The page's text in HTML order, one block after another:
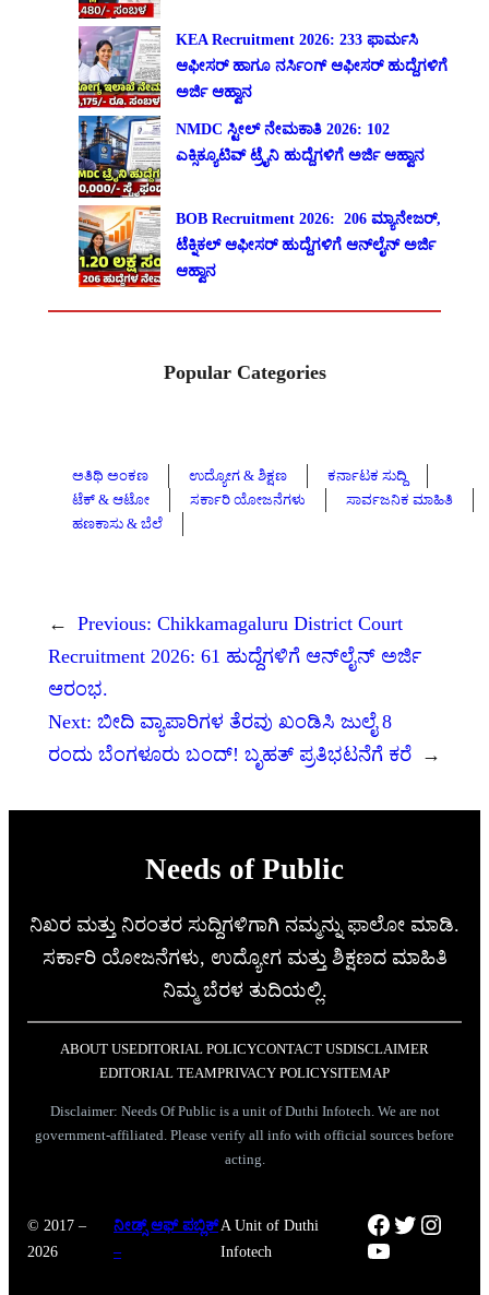
KEA Recruitment 2026: 233 ಫಾರ್ಮಸಿ
ಆಫೀಸರ್ ಹಾಗೂ ನರ್ಸಿಂಗ್ ಆಫೀಸರ್ ಹುದ್ದೆಗಳಿಗೆ
ಅರ್ಜಿ ಆಹ್ವಾನ
NMDC ಸ್ಟೀಲ್ ನೇಮಕಾತಿ 2026: 102
ಎಕ್ಸಿಕ್ಯೂಟಿವ್ ಟ್ರೈನಿ ಹುದ್ದೆಗಳಿಗೆ ಅರ್ಜಿ ಆಹ್ವಾನ
BOB Recruitment 2026: 206 ಮ್ಯಾನೇಜರ್,
ಟೆಕ್ನಿಕಲ್ ಆಫೀಸರ್ ಹುದ್ದೆಗಳಿಗೆ ಆನ್‌ಲೈನ್ ಅರ್ಜಿ
ಆಹ್ವಾನ
Popular Categories
ಅತಿಥಿ ಅಂಕಣ ಉದ್ಯೋಗ & ಶಿಕ್ಷಣ
ಕರ್ನಾಟಕ ಸುದ್ದಿ
ಟೆಕ್ & ಆಟೋ
ಸರ್ಕಾರಿ ಯೋಜನೆಗಳು
ಸಾರ್ವಜನಿಕ ಮಾಹಿತಿ
ಹಣಕಾಸು & ಬೆಲೆ
← Previous: Chikkamagaluru District Court
Recruitment 2026: 61 ಹುದ್ದೆಗಳಿಗೆ ಆನ್‌ಲೈನ್ ಅರ್ಜಿ
ಆರಂಭ.
Next: ಬೀದಿ ವ್ಯಾಪಾರಿಗಳ ತೆರವು ಖಂಡಿಸಿ ಜುಲೈ 8
ರಂದು ಬೆಂಗಳೂರು ಬಂದ್! ಬೃಹತ್ ಪ್ರತಿಭಟನೆಗೆ ಕರೆ →
Needs of Public
ನಿಖರ ಮತ್ತು ನಿರಂತರ ಸುದ್ದಿಗಳಿಗಾಗಿ ನಮ್ಮನ್ನು ಫಾಲೋ ಮಾಡಿ.
ಸರ್ಕಾರಿ ಯೋಜನೆಗಳು, ಉದ್ಯೋಗ ಮತ್ತು ಶಿಕ್ಷಣದ ಮಾಹಿತಿ
ನಿಮ್ಮ ಬೆರಳ ತುದಿಯಲ್ಲಿ.
ABOUT USEDITORIAL POLICYCONTACT USDISCLAIMER
EDITORIAL TEAMPRIVACY POLICYSITEMAP
Disclaimer: Needs Of Public is a unit of Duthi Infotech. We are not
government-affiliated. Please verify all info with official sources before
acting.
© 2017 –
2026
ನೀಡ್ಸ್ ಆಫ್ ಪಬ್ಲಿಕ್
–
A Unit of Duthi
Infotech
Facebook
Twitter
YouTube